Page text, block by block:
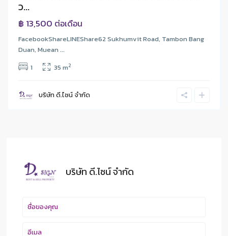
ว...
฿ 13,500 ต่อเดือน
FacebookShareLINEShare62 Sukhumvit Road, Tambon Bang
Duan, Muean ...
1
35 m2
บริษัท ดี.ไซน์ จํากัด
บริษัท ดี.ไซน์ จํากัด